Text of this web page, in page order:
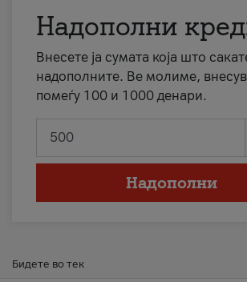
Надополни
Внесете ја сумата која што
надополните. Ве молиме,
помеѓу 100 и 1000 денари.
Надополни
Бидете во тек